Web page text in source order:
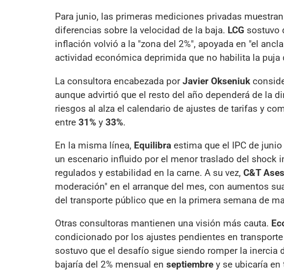
Para junio, las primeras mediciones privadas
diferencias sobre la velocidad de la baja. LCG sostuvo
inflación volvió a la "zona del 2%", apoyada en "el
actividad económica deprimida que no habilita la puja
La consultora encabezada porJavier Okseniuk
aunque advirtió que el resto del año dependerá de la
riesgos al alza el calendario de ajustes de tarifas y
entre 31% y 33%.
En la misma línea, Equilibra estima que el IPC de
un escenario influido por el menor traslado del shock
regulados y estabilidad en la carne. A su vez, C&T
moderación" en el arranque del mes, con aumentos
del transporte público que en la primera semana de
Otras consultoras mantienen una visión más cauta.
condicionado por los ajustes pendientes en
sostuvo que el desafío sigue siendo romper la
bajaría del 2% mensual en septiembre y se ubicaría en